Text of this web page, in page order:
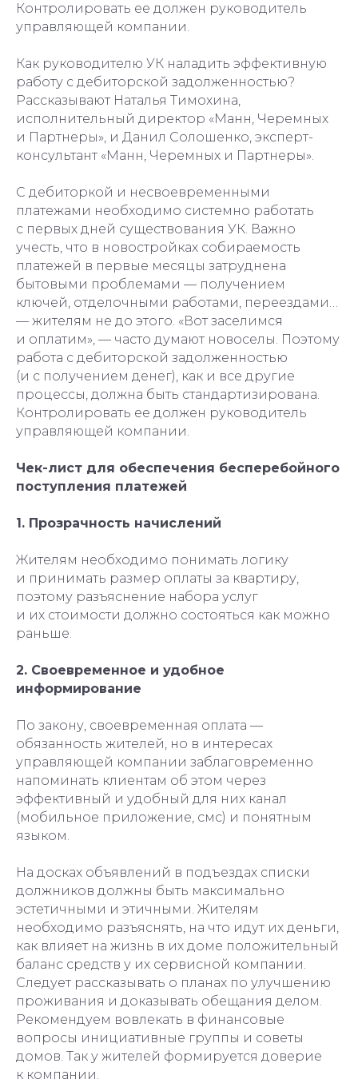
Контролировать ее должен руководитель
управляющей компании.
Как руководителю УК наладить эффективную
работу с дебиторской задолженностью?
Рассказывают Наталья Тимохина,
исполнительный директор «Манн, Черемных
и Партнеры», и Данил Солошенко, эксперт-
консультант «Манн, Черемных и Партнеры».
С дебиторкой и несвоевременными
платежами необходимо системно работать
с первых дней существования УК. Важно
учесть, что в новостройках собираемость
платежей в первые месяцы затруднена
бытовыми проблемами — получением
ключей, отделочными работами, переездами…
— жителям не до этого. «Вот заселимся
и оплатим», — часто думают новоселы. Поэтому
работа с дебиторской задолженностью
(и с получением денег), как и все другие
процессы, должна быть стандартизирована.
Контролировать ее должен руководитель
управляющей компании.
Чек-лист для обеспечения бесперебойного
поступления платежей
1. Прозрачность начислений
Жителям необходимо понимать логику
и принимать размер оплаты за квартиру,
поэтому разъяснение набора услуг
и их стоимости должно состояться как можно
раньше.
2. Своевременное и удобное
информирование
По закону, своевременная оплата —
обязанность жителей, но в интересах
управляющей компании заблаговременно
напоминать клиентам об этом через
эффективный и удобный для них канал
(мобильное приложение, смс) и понятным
языком.
На досках объявлений в подъездах списки
должников должны быть максимально
эстетичными и этичными. Жителям
необходимо разъяснять, на что идут их деньги,
как влияет на жизнь в их доме положительный
баланс средств у их сервисной компании.
Следует рассказывать о планах по улучшению
проживания и доказывать обещания делом.
Рекомендуем вовлекать в финансовые
вопросы инициативные группы и советы
домов. Так у жителей формируется доверие
к компании.